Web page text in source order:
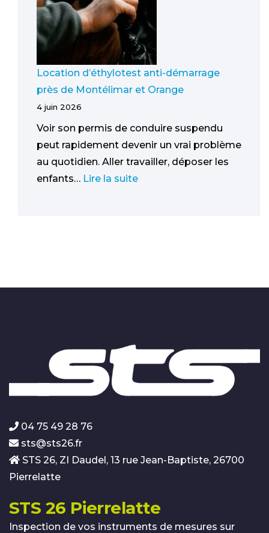
Location d’éthylotest anti-démarrage
près de Montélimar et Orange
4 juin 2026
Voir son permis de conduire suspendu
peut rapidement devenir un vrai problème
au quotidien. Aller travailler, déposer les
enfants… Lire la suite
04 75 49 28 76
sts@sts26.fr
STS 26, ZI Daudel, 13 rue Jean-Baptiste, 26700
Pierrelatte
STS 26 Pierrelatte
Inspection de vos instruments de mesures sur